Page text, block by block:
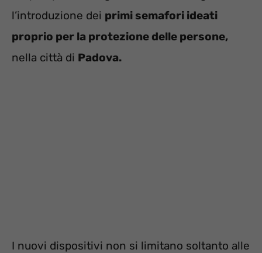
l’introduzione dei primi semafori ideati
proprio per la protezione delle persone,
nella città di Padova.
I nuovi dispositivi non si limitano soltanto alle